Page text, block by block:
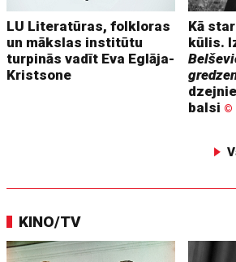
LU Literatūras, folkloras
un mākslas institūtu
turpinās vadīt Eva Eglāja-
Kristsone
Kā
kūlis.
balsi ©
KINO/TV